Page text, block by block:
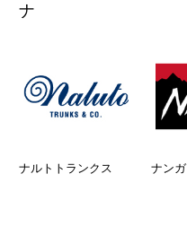
ナ
ナルトトランクス ナンガ